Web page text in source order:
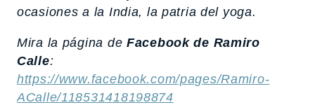
ocasiones a la India, la patria del yoga.
Mira la página de Facebook de Ramiro
Calle:
https://www.facebook.com/pages/Ramiro-
ACalle/118531418198874